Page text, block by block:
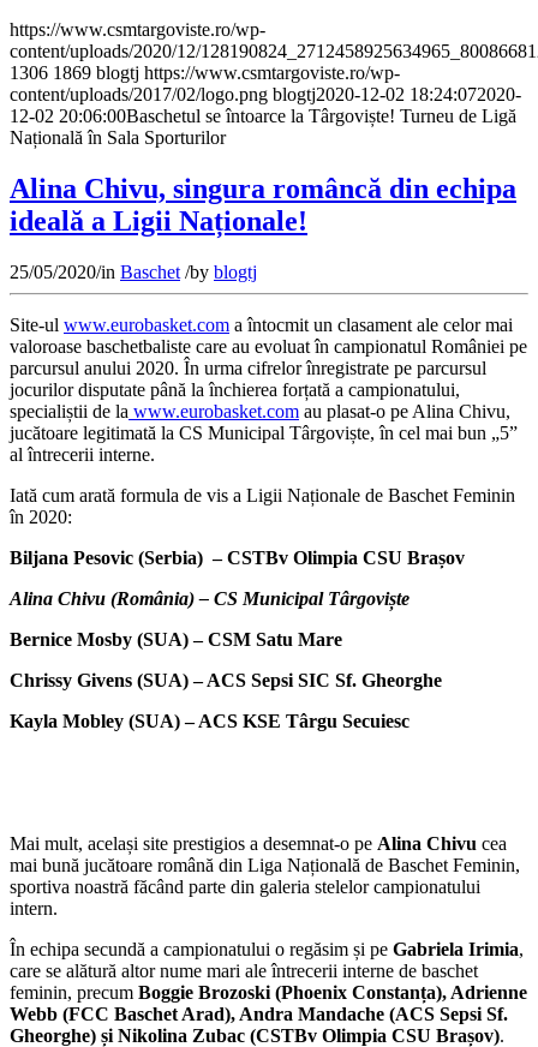
https://www.csmtargoviste.ro/wp-
content/uploads/2020/12/
1306 1869 blogtj https://www.csmtargoviste.ro/wp-
content/uploads/2017/02/logo.png blogtj2020-12-02 18:24:072020-
12-02 20:06:00Baschetul se întoarce la Târgoviște! Turneu de Ligă
Națională în Sala Sporturilor
Alina Chivu, singura româncă din echipa
ideală a Ligii Naționale!
25/05/2020/in Baschet /by blogtj
Site-ul www.eurobasket.com a întocmit un clasament ale celor mai
valoroase baschetbaliste care au evoluat în campionatul României pe
parcursul anului 2020. În urma cifrelor înregistrate pe parcursul
jocurilor disputate până la închierea forțată a campionatului,
specialiștii de la www.eurobasket.com au plasat-o pe Alina Chivu,
jucătoare legitimată la CS Municipal Târgoviște, în cel mai bun „5”
al întrecerii interne.
Iată cum arată formula de vis a Ligii Naționale de Baschet Feminin
în 2020:
Biljana Pesovic (Serbia) – CSTBv Olimpia CSU Brașov
Alina Chivu (România) – CS Municipal Târgoviște
Bernice Mosby (SUA) – CSM Satu Mare
Chrissy Givens (SUA) – ACS Sepsi SIC Sf. Gheorghe
Kayla Mobley (SUA) – ACS KSE Târgu Secuiesc
Mai mult, același site prestigios a desemnat-o pe Alina Chivu cea
mai bună jucătoare română din Liga Națională de Baschet Feminin,
sportiva noastră făcând parte din galeria stelelor campionatului
intern.
În echipa secundă a campionatului o regăsim și pe Gabriela Irimia,
care se alătură altor nume mari ale întrecerii interne de baschet
feminin, precum Boggie Brozoski (Phoenix Constanța), Adrienne
Webb (FCC Baschet Arad), Andra Mandache (ACS Sepsi Sf.
Gheorghe) și Nikolina Zubac (CSTBv Olimpia CSU Brașov).